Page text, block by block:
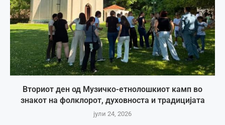
Вториот ден од Музичко-етнолошкиот камп во
знакот на фолклорот, духовноста и традицијата
јули 24, 2026